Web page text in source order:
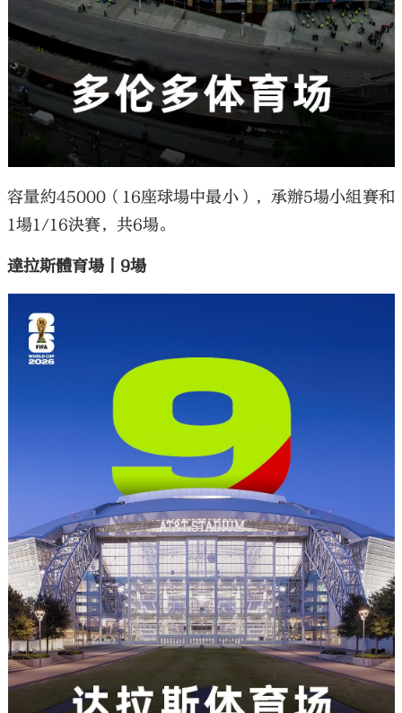
容量約45000（16座球場中最小），承辦5場小組賽和
1場1/16決賽，共6場。
達拉斯體育場丨9場